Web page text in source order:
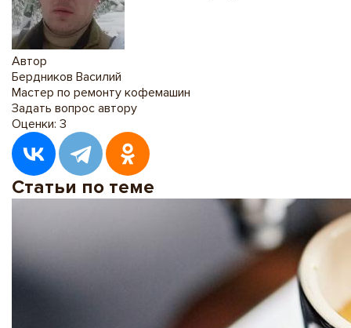
Автор
Бердников Василий
Мастер по ремонту кофемашин
Задать вопрос автору
Оценки: 3
Статьи по теме